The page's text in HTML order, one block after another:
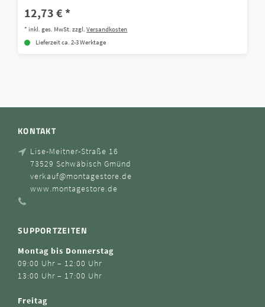
12,73 € *
*inkl. ges. MwSt. zzgl.Versandkosten
Lieferzeit ca. 2-3 Werktage
KONTAKT
Lise-Meitner-Straße 16
73529 Schwäbisch Gmünd
verkauf@montagestore.de
www.montagestore.de
SUPPORTZEITEN
Montag bis Donnerstag
09:00 Uhr – 12:00 Uhr
13:00 Uhr – 17:00 Uhr
Freitag